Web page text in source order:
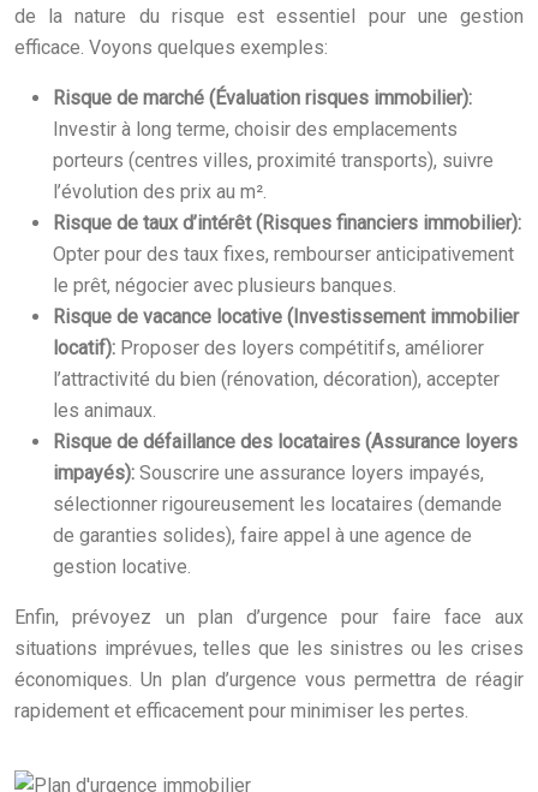
de la nature du risque est essentiel pour une gestion
efficace. Voyons quelques exemples:
Risque de marché (Évaluation risques immobilier):
Investir à long terme, choisir des emplacements
porteurs (centres villes, proximité transports), suivre
l’évolution des prix au m².
Risque de taux d’intérêt (Risques financiers immobilier):
Opter pour des taux fixes, rembourser anticipativement
le prêt, négocier avec plusieurs banques.
Risque de vacance locative (Investissement immobilier
locatif): Proposer des loyers compétitifs, améliorer
l’attractivité du bien (rénovation, décoration), accepter
les animaux.
Risque de défaillance des locataires (Assurance loyers
impayés): Souscrire une assurance loyers impayés,
sélectionner rigoureusement les locataires (demande
de garanties solides), faire appel à une agence de
gestion locative.
Enfin, prévoyez un plan d’urgence pour faire face aux
situations imprévues, telles que les sinistres ou les crises
économiques. Un plan d’urgence vous permettra de réagir
rapidement et efficacement pour minimiser les pertes.